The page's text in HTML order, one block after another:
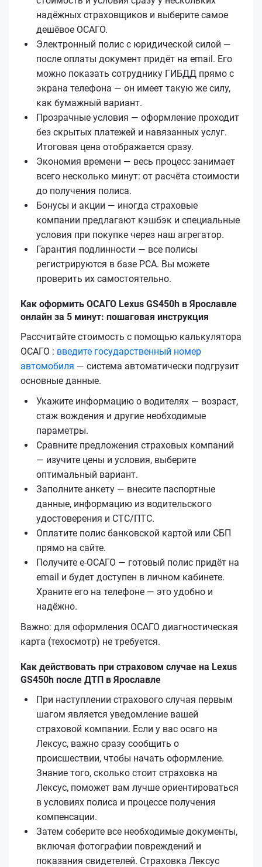
надёжных страховщиков и выберите самое
дешёвое ОСАГО.
Электронный полис с юридической силой —
после оплаты документ придёт на email. Его
можно показать сотруднику ГИБДД прямо с
экрана телефона — он имеет такую же силу,
как бумажный вариант.
Прозрачные условия — оформление проходит
без скрытых платежей и навязанных услуг.
Итоговая цена отображается сразу.
Экономия времени — весь процесс занимает
всего несколько минут: от расчёта стоимости
до получения полиса.
Бонусы и акции — иногда страховые
компании предлагают кэшбэк и специальные
условия при покупке через наш агрегатор.
Гарантия подлинности — все полисы
регистрируются в базе РСА. Вы можете
проверить их самостоятельно.
Как оформить ОСАГО Lexus GS450h в Ярославле
онлайн за 5 минут: пошаговая инструкция
Рассчитайте стоимость с помощью калькулятора
ОСАГО : введите государственный номер
автомобиля — система автоматически подгрузит
основные данные.
Укажите информацию о водителях — возраст,
стаж вождения и другие необходимые
параметры.
Сравните предложения страховых компаний
— изучите цены и условия, выберите
оптимальный вариант.
Заполните анкету — внесите паспортные
данные, информацию из водительского
удостоверения и СТС/ПТС.
Оплатите полис банковской картой или СБП
прямо на сайте.
Получите е‑ОСАГО — готовый полис придёт на
email и будет доступен в личном кабинете.
Храните его на телефоне — это удобно и
надёжно.
Важно: для оформления ОСАГО диагностическая
карта (техосмотр) не требуется.
Как действовать при страховом случае на Lexus
GS450h после ДТП в Ярославле
При наступлении страхового случая первым
шагом является уведомление вашей
страховой компании. Если у вас осаго на
Лексус, важно сразу сообщить о
происшествии, чтобы начать оформление.
Знание того, сколько стоит страховка на
Лексус, поможет вам лучше ориентироваться
в условиях полиса и процессе получения
компенсации.
Затем соберите все необходимые документы,
включая фотографии повреждений и
показания свидетелей. Страховка Лексус